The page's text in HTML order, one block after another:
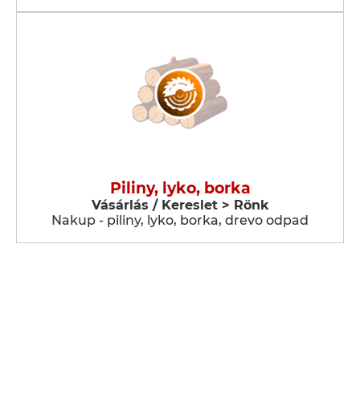
Piliny, lyko, borka
Vásárlás / Kereslet > Rönk
Nakup - piliny, lyko, borka, drevo odpad